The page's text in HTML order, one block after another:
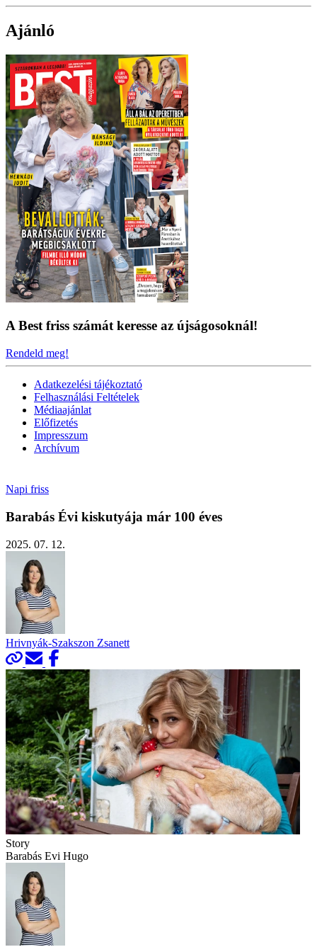
Ajánló
A Best friss számát keresse az újságosoknál!
Rendeld meg!
Adatkezelési tájékoztató
Felhasználási Feltételek
Médiaajánlat
Előfizetés
Impresszum
Archívum
Napi friss
Barabás Évi kiskutyája már 100 éves
2025. 07. 12.
Hrivnyák-Szakszon Zsanett
Story
Barabás Evi Hugo